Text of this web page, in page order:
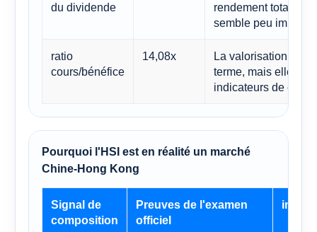
du dividende
rendement total,
semble peu
ratio
cours/bénéfice
14,08x
La valorisation
terme, mais elle
indicateurs de
Pourquoi l'HSI est en réalité un marché
Chine-Hong Kong
Signal de
composition
Preuves de l'examen
officiel